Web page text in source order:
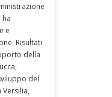
ha
e
Risultati
della
del